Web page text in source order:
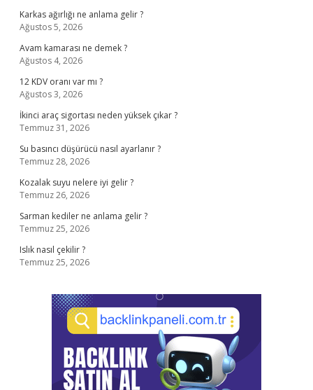
Karkas ağırlığı ne anlama gelir ?
Ağustos 5, 2026
Avam kamarası ne demek ?
Ağustos 4, 2026
12 KDV oranı var mı ?
Ağustos 3, 2026
İkinci araç sigortası neden yüksek çıkar ?
Temmuz 31, 2026
Su basıncı düşürücü nasıl ayarlanır ?
Temmuz 28, 2026
Kozalak suyu nelere iyi gelir ?
Temmuz 26, 2026
Sarman kediler ne anlama gelir ?
Temmuz 25, 2026
Islık nasıl çekilir ?
Temmuz 25, 2026